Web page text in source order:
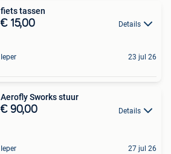
fiets tassen
€ 15,00 Details
Ieper 23 jul 26
Aerofly Sworks stuur
€ 90,00 Details
Ieper 27 jul 26